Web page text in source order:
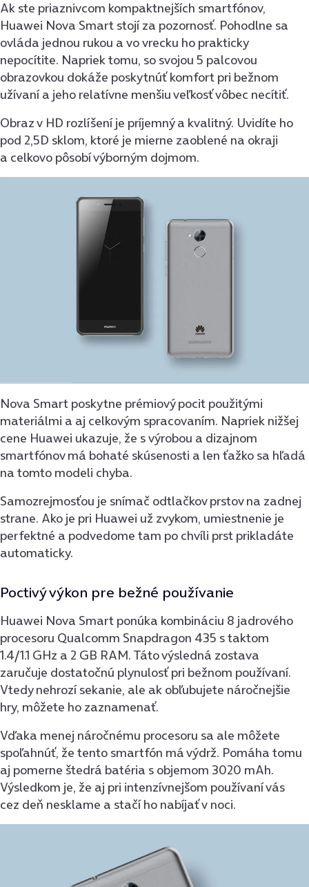
Ak ste priaznivcom kompaktnejších smartfónov,
Huawei Nova Smart stojí za pozornosť. Pohodlne sa
ovláda jednou rukou a vo vrecku ho prakticky
nepocítite. Napriek tomu, so svojou 5 palcovou
obrazovkou dokáže poskytnúť komfort pri bežnom
užívaní a jeho relatívne menšiu veľkosť vôbec necítiť.
Obraz v HD rozlíšení je príjemný a kvalitný. Uvidíte ho
pod 2,5D sklom, ktoré je mierne zaoblené na okraji
a celkovo pôsobí výborným dojmom.
Nova Smart poskytne prémiový pocit použitými
materiálmi a aj celkovým spracovaním. Napriek nižšej
cene Huawei ukazuje, že s výrobou a dizajnom
smartfónov má bohaté skúsenosti a len ťažko sa hľadá
na tomto modeli chyba.
Samozrejmosťou je snímač odtlačkov prstov na zadnej
strane. Ako je pri Huawei už zvykom, umiestnenie je
perfektné a podvedome tam po chvíli prst prikladáte
automaticky.
Poctivý výkon pre bežné používanie
Huawei Nova Smart ponúka kombináciu 8 jadrového
procesoru Qualcomm Snapdragon 435 s taktom
1.4/1.1 GHz a 2 GB RAM. Táto výsledná zostava
zaručuje dostatočnú plynulosť pri bežnom používaní.
Vtedy nehrozí sekanie, ale ak obľubujete náročnejšie
hry, môžete ho zaznamenať.
Vďaka menej náročnému procesoru sa ale môžete
spoľahnúť, že tento smartfón má výdrž. Pomáha tomu
aj pomerne štedrá batéria s objemom 3020 mAh.
Výsledkom je, že aj pri intenzívnejšom používaní vás
cez deň nesklame a stačí ho nabíjať v noci.